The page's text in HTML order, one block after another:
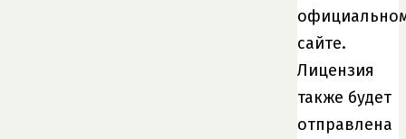
сайте.
Лицензия
также будет
отправлена ​​